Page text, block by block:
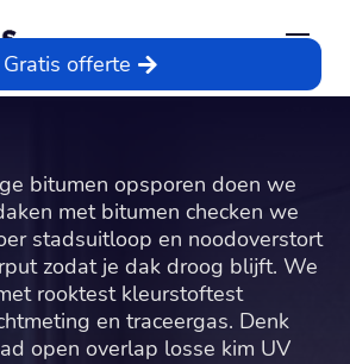
Gratis offerte
bitumen opsporen doen we
met bitumen checken we
stadsuitloop en noodoverstort
zodat je dak droog blijft.​ We
rooktest kleurstoftest
en traceergas.​ Denk
open overlap losse kim UV